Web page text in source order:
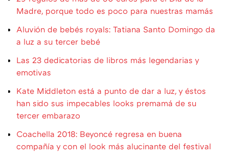
Madre, porque todo es poco para nuestras mamás
Aluvión de bebés royals: Tatiana Santo Domingo da
a luz a su tercer bebé
Las 23 dedicatorias de libros más legendarias y
emotivas
Kate Middleton está a punto de dar a luz, y éstos
han sido sus impecables looks premamá de su
tercer embarazo
Coachella 2018: Beyoncé regresa en buena
compañía y con el look más alucinante del festival